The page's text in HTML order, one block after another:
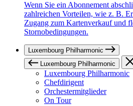
Wenn Sie ein Abonnement
zahlreichen Vorteilen, wie z. B.
Zugang zum Kartenverkauf und
Stornobedingungen.
Luxembourg Philharmonic
Luxembourg Philharmonic
Luxembourg Philharmonic
Chefdirigent
Orchestermitglieder
On Tour